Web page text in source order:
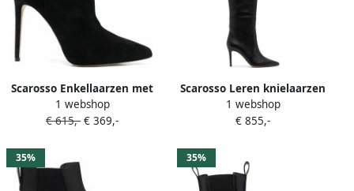
Scarosso Enkellaarzen met
puntige neus Zwart
1 webshop
€ 615,- € 369,-
Scarosso Leren knielaarzen
Zwart
1 webshop
€ 855,-
35% 35%